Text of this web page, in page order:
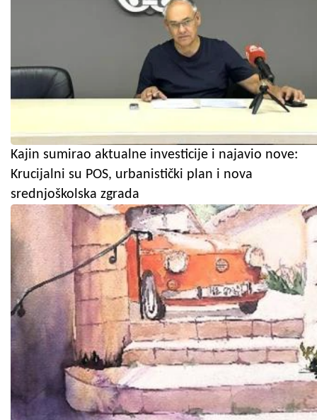
Kajin sumirao aktualne investicije i najavio nove:
Krucijalni su POS, urbanistički plan i nova
srednjoškolska zgrada